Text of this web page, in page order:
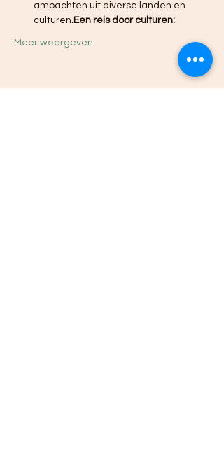
ambachten uit diverse landen en
culturen. Een reis door culturen:
Meer weergeven